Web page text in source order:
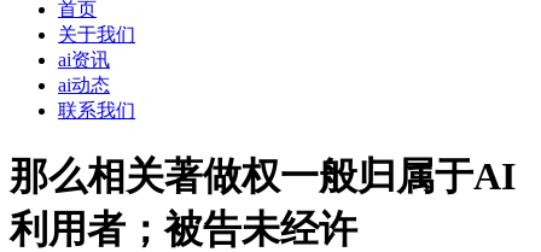
首页
关于我们
ai资讯
ai动态
联系我们
那么相关著做权一般归属于AI
利用者；被告未经许